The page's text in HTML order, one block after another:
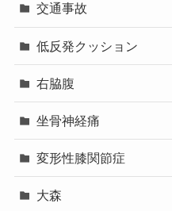
交通事故
低反発クッション
右脇腹
坐骨神経痛
変形性膝関節症
大森